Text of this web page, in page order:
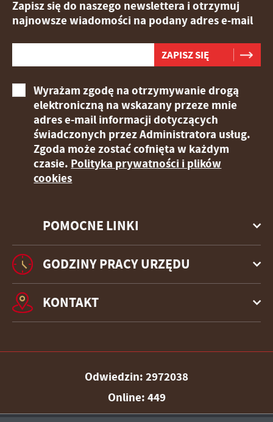
POMOCNE LINKI
Zapisz się do naszego newslettera i otrzymuj
najnowsze wiadomości na podany adres e-mail
Wyrażam zgodę na otrzymywanie drogą
elektroniczną na wskazany przeze mnie
adres e-mail informacji dotyczących
świadczonych przez Administratora usług.
Zgoda może zostać cofnięta w każdym
czasie. Polityka prywatności i plików
cookies
GODZINY PRACY URZĘDU
KONTAKT
Odwiedzin: 2972038
Online: 449